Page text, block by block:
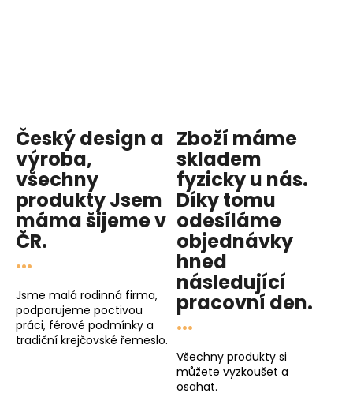
Český design a
výroba,
všechny
produktyJsem
mámašijeme v
ČR.
...
Jsme malá rodinná firma,
podporujeme poctivou
práci, férové podmínky a
tradiční krejčovské řemeslo.
Zboží máme
skladem
fyzicky u nás.
Díky tomu
odesíláme
objednávky
hned
následující
pracovní den.
...
Všechny produkty si
můžete vyzkoušet a
osahat.